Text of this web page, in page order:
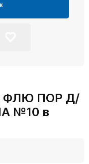
ФЛЮ ПОР Д/
№10 в